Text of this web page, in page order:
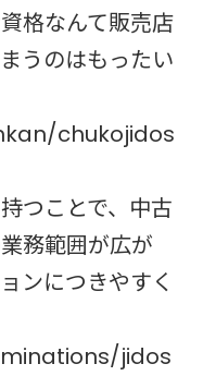
格なんて販売店
うのはもったい
chukojidos
つことで、中古
務範囲が広が
ンにつきやすく
jidos